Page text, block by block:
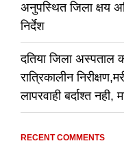
अनुपस्थित जिला क्षय
निर्देश
दतिया जिला अस्पताल
रात्रिकालीन
लापरवाही बर्दाश्त
RECENT COMMENTS